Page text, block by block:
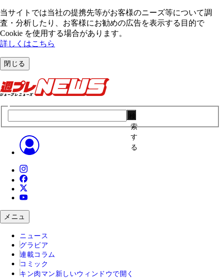
当サイトでは当社の提携先等がお客様のニーズ等について調
査・分析したり、お客様にお勧めの広告を表⽰する⽬的で
Cookie を使⽤する場合があります。
詳しくはこちら
閉じる
索
す
る
メニュ
ニュース
グラビア
連載コラム
コミック
キン肉マン 新しいウィンドウで開く